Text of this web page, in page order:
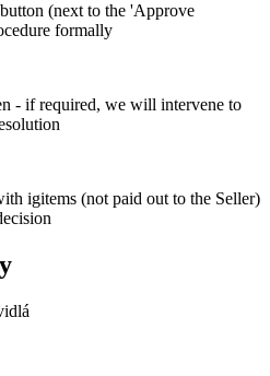
(next to the 'Approve
formally
- if required, we will intervene to
igitems (not paid out to the Seller)